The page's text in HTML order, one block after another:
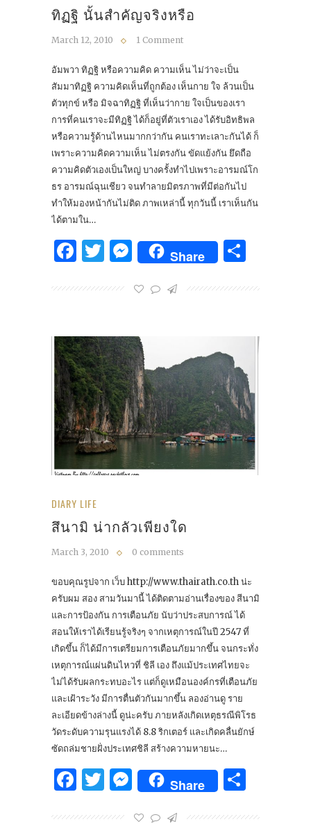
ทิฏฐิ นั้นสำคัญจริงหรือ
March 12, 2010 1 Comment
อัมพวา ทิฏฐิ หรือความคิด ความเห็น ไม่ว่าจะเป็น
สัมมาทิฏฐิ ความคิดเห็นที่ถูกต้อง เห็นกาย ใจ ล้วนเป็น
ตัวทุกข์ หรือ มิจฉาทิฏฐิ ที่เห็นว่ากาย ใจเป็นของเรา
การที่คนเราจะมีทิฏฐิ ได้ก็อยู่ที่ตัวเราเอง ได้รับอิทธิพล
หรือความรู้ด้านไหนมากกว่ากัน คนเราทะเลาะกันได้ ก็
เพราะความคิดความเห็น ไม่ตรงกัน ขัดแย้งกัน ยึดถือ
ความคิดตัวเองเป็นใหญ่ บางครั้งทำไปเพราะอารมณ์โก
ธร อารมณ์ฉุนเชียว จนทำลายมิตรภาพที่มีต่อกันไป
ทำให้มองหน้ากันไม่ติด ภาพเหล่านี้ ทุกวันนี้ เราเห็นกัน
ได้ตามใน…
Facebook
Twitter
Messenger
Share
DIARY LIFE
สึนามิ น่ากลัวเพียงใด
March 3, 2010 0 comments
ขอบคุณรูปจาก เว็บ http://www.thairath.co.th น่ะ
ครับผม สอง สามวันมานี้ ได้ติดตามอ่านเรื่องของ สีนามิ
และการป้องกัน การเตือนภัย นับว่าประสบการณ์ ได้
สอนให้เราได้เรียนรู้จริงๆ จากเหตุการณ์ในปี 2547 ที่
เกิดขึ้น ก็ได้มีการเตรียมการเตือนภัยมากขึ้น จนกระทั่ง
เหตุการณ์แผ่นดินไหวที่ ชิลี เอง ถึงแม้ประเทศไทยจะ
ไม่ได้รับผลกระทบอะไร แต่ก็ดูเหมือนองค์กรที่เตือนภัย
และเฝ้าระวัง มีการตื่นตัวกันมากขึ้น ลองอ่านดู ราย
ละเอียดข้างล่างนี้ ดูน่ะครับ ภายหลังเกิดเหตุธรณีพิโรธ
วัดระดับความรุนแรงได้ 8.8 ริกเตอร์ และเกิดคลื่นยักษ์
ซัดถล่มชายฝั่งประเทศชิลี สร้างความหายนะ…
Facebook
Twitter
Messenger
Share